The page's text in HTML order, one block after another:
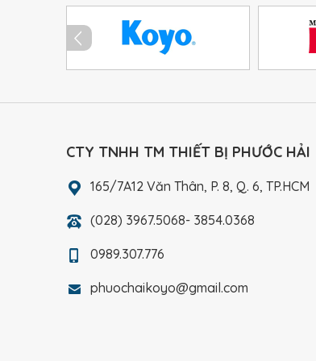
CTY TNHH TM THIẾT BỊ PHƯỚC HẢI
165/7A12 Văn Thân, P. 8, Q. 6, TP.HCM
(028) 3967.5068- 3854.0368
0989.307.776
phuochaikoyo@gmail.com